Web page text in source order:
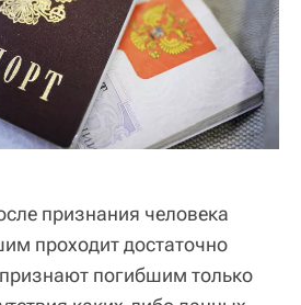
признания человека
проходит достаточно
погибшим только